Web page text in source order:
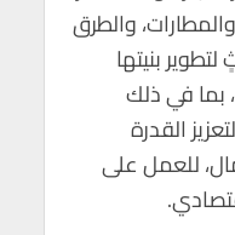
والطرق
بنيتها
بما في ذلك
القدرة
للعمل على